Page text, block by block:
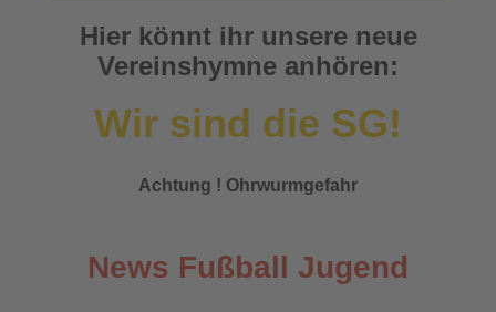
Hier könnt ihr unsere neue
Vereinshymne anhören:
Wir sind die SG!
Achtung ! Ohrwurmgefahr
News Fußball Jugend